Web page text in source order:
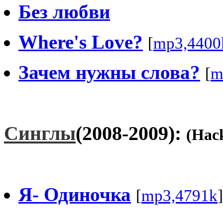
Без любви
Where's Love? [
Зачем нужны слова? [
Синглы(2008-2009):
Я- Одиночка [mp3,4791k